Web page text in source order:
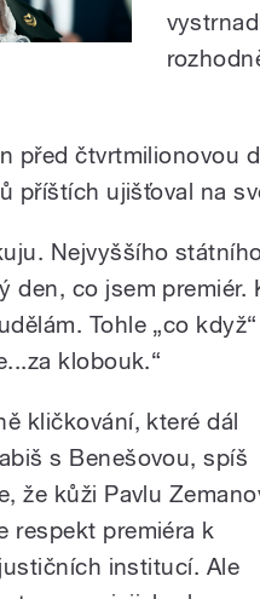
před čtvrtmilionovou
příštích ujišťoval na
Nejvyššího
den, co jsem premiér.
Tohle „co
klobouk.“
kličkování, které dál
s Benešovou, spíš
že kůži Pavlu
respekt premiéra k
institucí. Ale